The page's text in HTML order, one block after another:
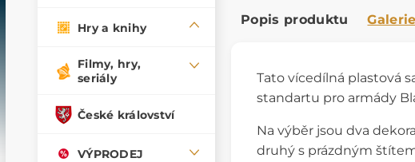
Hry a knihy
Filmy, hry,
seriály
České království
VÝPRODEJ
Popis produktu Galerie
Tato vícedílná plastová
standartu pro armády
Na výběr jsou dva
druhý s prázdným